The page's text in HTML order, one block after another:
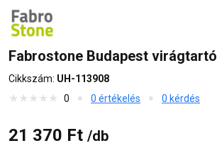
Fabrostone Budapest virágtartó
Cikkszám: UH-113908
0
0 értékelés 0 kérdés
21 370 Ft /db